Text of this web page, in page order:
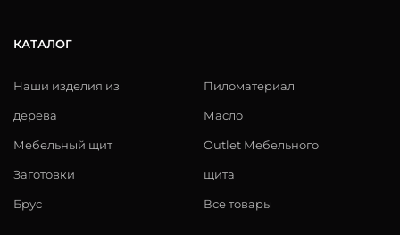
КАТАЛОГ
Наши изделия из
дерева
Мебельный щит
Заготовки
Брус
Пиломатериал
Масло
Outlet Мебельного
щита
Все товары